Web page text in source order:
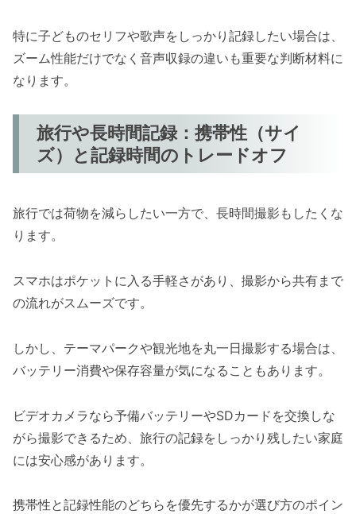
特に子どものセリフや歌声をしっかり記録したい場合は、
ズーム性能だけでなく音声収録の違いも重要な判断材料に
なります。
旅行や長時間記録：携帯性（サイ
ズ）と記録時間のトレードオフ
旅行では荷物を減らしたい一方で、長時間撮影もしたくな
ります。
スマホはポケットに入る手軽さがあり、撮影から共有まで
の流れがスムーズです。
しかし、テーマパークや観光地を丸一日撮影する場合は、
バッテリー消費や保存容量が気になることもあります。
ビデオカメラなら予備バッテリーやSDカードを交換しな
がら撮影できるため、旅行の記録をしっかり残したい家庭
には安心感があります。
携帯性と記録性能のどちらを優先するかが選び方のポイン